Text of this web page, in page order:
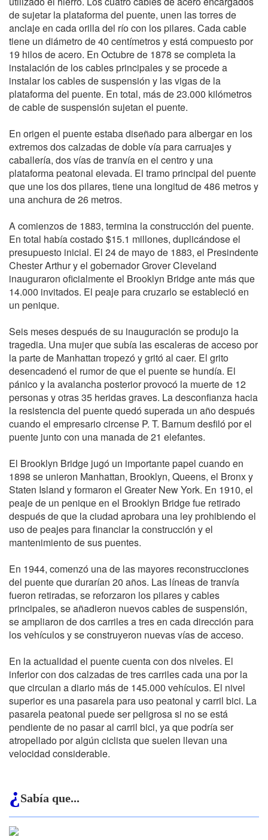
de sujetar la plataforma del puente, unen las torres de
anclaje en cada orilla del río con los pilares. Cada cable
tiene un diámetro de 40 centímetros y está compuesto por
19 hilos de acero. En Octubre de 1878 se completa la
instalación de los cables principales y se procede a
instalar los cables de suspensión y las vigas de la
plataforma del puente. En total, más de 23.000 kilómetros
de cable de suspensión sujetan el puente.
En origen el puente estaba diseñado para albergar en los
extremos dos calzadas de doble vía para carruajes y
caballería, dos vías de tranvía en el centro y una
plataforma peatonal elevada. El tramo principal del puente
que une los dos pilares, tiene una longitud de 486 metros y
una anchura de 26 metros.
A comienzos de 1883, termina la construcción del puente.
En total había costado $15.1 millones, duplicándose el
presupuesto inicial. El 24 de mayo de 1883, el Presindente
Chester Arthur y el gobernador Grover Cleveland
inauguraron oficialmente el Brooklyn Bridge ante más que
14.000 invitados. El peaje para cruzarlo se estableció en
un penique.
Seis meses después de su inauguración se produjo la
tragedia. Una mujer que subía las escaleras de acceso por
la parte de Manhattan tropezó y gritó al caer. El grito
desencadenó el rumor de que el puente se hundía. El
pánico y la avalancha posterior provocó la muerte de 12
personas y otras 35 heridas graves. La desconfianza hacia
la resistencia del puente quedó superada un año después
cuando el empresario circense P. T. Barnum desfiló por el
puente junto con una manada de 21 elefantes.
El Brooklyn Bridge jugó un importante papel cuando en
1898 se unieron Manhattan, Brooklyn, Queens, el Bronx y
Staten Island y formaron el Greater New York. En 1910, el
peaje de un penique en el Brooklyn Bridge fue retirado
después de que la ciudad aprobara una ley prohibiendo el
uso de peajes para financiar la construcción y el
mantenimiento de sus puentes.
En 1944, comenzó una de las mayores reconstrucciones
del puente que durarían 20 años. Las líneas de tranvía
fueron retiradas, se reforzaron los pilares y cables
principales, se añadieron nuevos cables de suspensión,
se ampliaron de dos carriles a tres en cada dirección para
los vehículos y se construyeron nuevas vías de acceso.
En la actualidad el puente cuenta con dos niveles. El
inferior con dos calzadas de tres carriles cada una por la
que circulan a diario más de 145.000 vehículos. El nivel
superior es una pasarela para uso peatonal y carril bici. La
pasarela peatonal puede ser peligrosa si no se está
pendiente de no pasar al carril bici, ya que podría ser
atropellado por algún ciclista que suelen llevan una
velocidad considerable.
¿ Sabía que...